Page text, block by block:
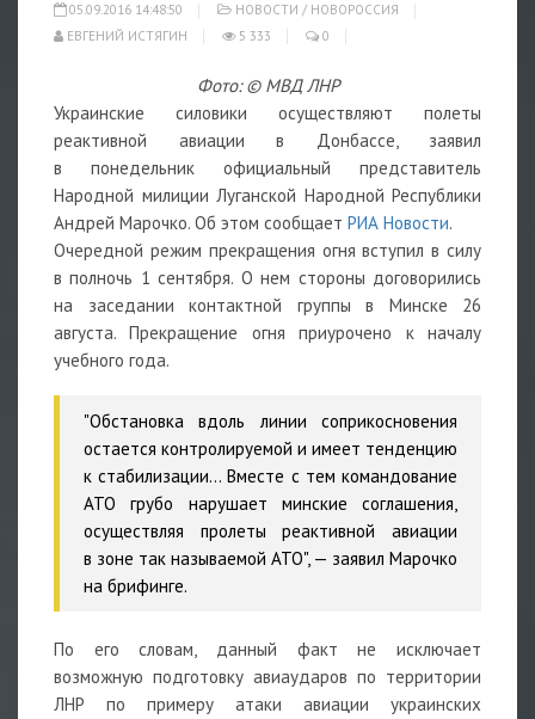
05.09.2016 14:48:50 НОВОСТИ / НОВОРОССИЯ
ЕВГЕНИЙ ИСТЯГИН
5 333 0
Фото: © МВД ЛНР
Украинские силовики осуществляют полеты
реактивной авиации в Донбассе, заявил
в понедельник официальный представитель
Народной милиции Луганской Народной Республики
Андрей Марочко. Об этом сообщает РИА Новости.
Очередной режим прекращения огня вступил в силу
в полночь 1 сентября. О нем стороны договорились
на заседании контактной группы в Минске 26
августа. Прекращение огня приурочено к началу
учебного года.
"Обстановка вдоль линии соприкосновения
остается контролируемой и имеет тенденцию
к стабилизации… Вместе с тем командование
АТО грубо нарушает минские соглашения,
осуществляя пролеты реактивной авиации
в зоне так называемой АТО", — заявил Марочко
на брифинге.
По его словам, данный факт не исключает
возможную подготовку авиаударов по территории
ЛНР по примеру атаки авиации украинских